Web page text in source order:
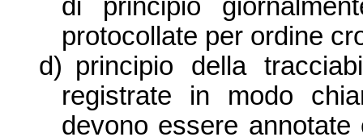
di principio
protocollate per ordine
d) principio della
registrate in modo
devono essere